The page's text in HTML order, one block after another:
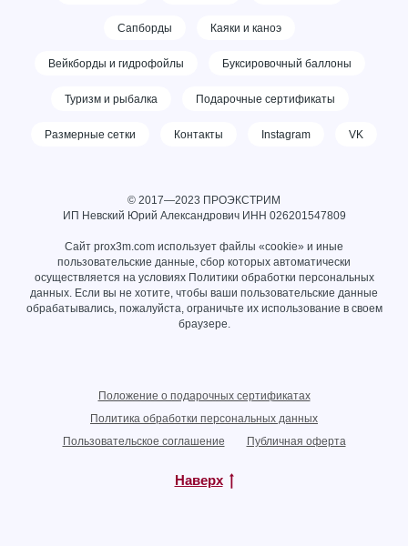
Сапборды Каяки и каноэ
Вейкборды и гидрофойлы Буксировочный баллоны
Туризм и рыбалка Подарочные сертификаты
Размерные сетки Контакты Instagram VK
© 2017—2023 ПРОЭКСТРИМ
ИП Невский Юрий Александрович ИНН 026201547809
Сайт prox3m.com использует файлы «cookie» и иные
пользовательские данные, сбор которых автоматически
осуществляется на условиях Политики обработки персональных
данных. Если вы не хотите, чтобы ваши пользовательские данные
обрабатывались, пожалуйста, ограничьте их использование в своем
браузере.
Положение о подарочных сертификатах
Политика обработки персональных данных
Пользовательское соглашение
Публичная оферта
Наверх